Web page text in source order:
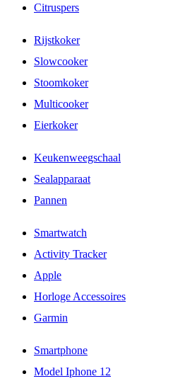
Citruspers
Rijstkoker
Slowcooker
Stoomkoker
Multicooker
Eierkoker
Keukenweegschaal
Sealapparaat
Pannen
Smartwatch
Activity Tracker
Apple
Horloge Accessoires
Garmin
Smartphone
Model Iphone 12